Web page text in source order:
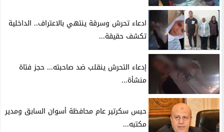
ادعاء تحرش وسرقة ينتهي بالاعتراف.. الداخلية
تكشف حقيقة...
إدعاء التحرش ينقلب ضد صاحبته... حجز فتاة
منشأة...
حبس سكرتير عام محافظة أسوان السابق ومدير
مكتبه...